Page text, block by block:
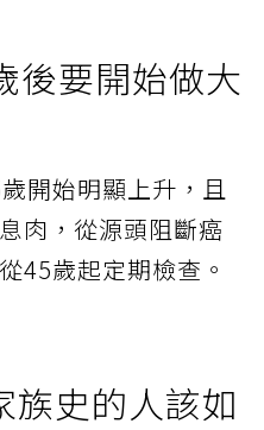
後要開始做大
開始明顯上升，且
肉，從源頭阻斷癌
45歲起定期檢查。
族史的人該如